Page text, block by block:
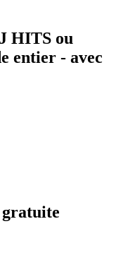
HITS ou
entier - avec